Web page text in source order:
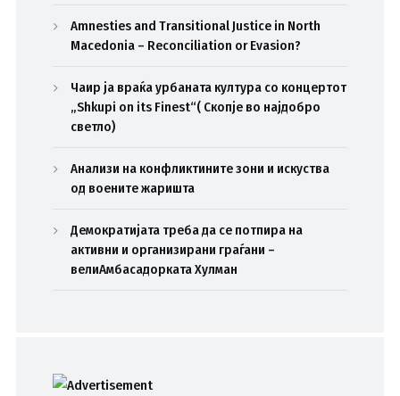
Amnesties and Transitional Justice in North
Macedonia – Reconciliation or Evasion?
Чаир ја враќа урбаната култура со концертот
„Shkupi on its Finest“( Скопје во најдобро
светло)
Анализи на конфликтините зони и искуства
од воените жаришта
Демократијата треба да се потпира на
активни и организирани граѓани –
велиАмбасадорката Хулман